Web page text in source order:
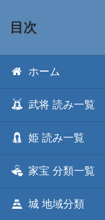
目次
ホーム
武将 読み一覧
姫 読み一覧
家宝 分類一覧
城 地域分類